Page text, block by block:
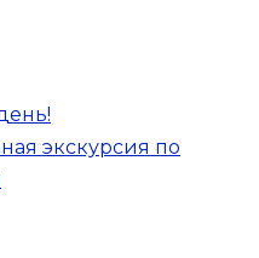
экскурсия по